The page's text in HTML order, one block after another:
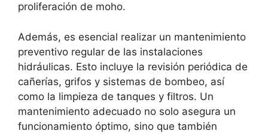
proliferación de moho.
Además, es esencial realizar un mantenimiento
preventivo regular de las instalaciones
hidráulicas. Esto incluye la revisión periódica de
cañerías, grifos y sistemas de bombeo, así
como la limpieza de tanques y filtros. Un
mantenimiento adecuado no solo asegura un
funcionamiento óptimo, sino que también